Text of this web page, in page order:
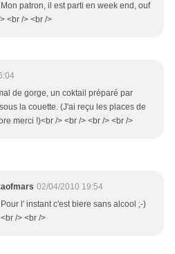
patron, il est parti en week end, ouf
<br /> <br />
de gorge, un coktail préparé par
la couette. (J'ai reçu les places de
merci !)<br /> <br /> <br /> <br />
02/04/2010 19:54
l' instant c'est biere sans alcool ;-)
/> <br />